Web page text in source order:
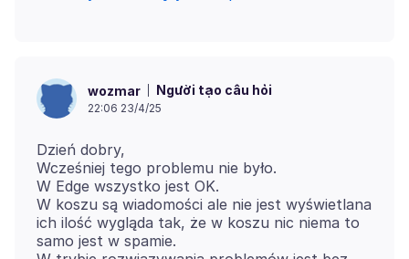
wozmar Người tạo câu hỏi
22:06 23/4/25
Dzień dobry,
Wcześniej tego problemu nie było.
W Edge wszystko jest OK.
W koszu są wiadomości ale nie jest wyświetlana
ich ilość wygląda tak, że w koszu nic niema to
samo jest w spamie.